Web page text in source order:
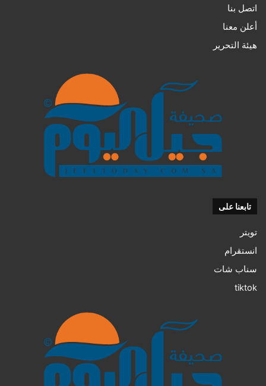
اتصل بنا
أعلن معنا
هيئة التحرير
تابعنا على
تويتر
انستقرام
سناب شات
tiktok